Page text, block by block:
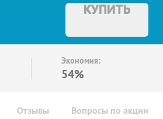
КУПИТЬ
Экономия:
54%
Отзывы Вопросы по акции